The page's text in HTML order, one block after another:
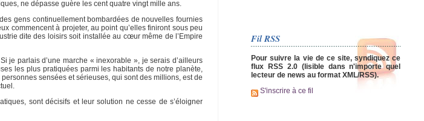
ne dépasse guère les cent quatre vingt mille ans.
gens continuellement bombardées de nouvelles fournies
commencent à projeter, au point qu’elles finiront sous peu
dite des loisirs soit installée au cœur même de l’Empire
je parlais d’une marche « inexorable », je serais d’ailleurs
les plus pratiquées parmi les habitants de notre planète,
sensées et sérieuses, qui sont des millions, est de
sont décisifs et leur solution ne cesse de s’éloigner
Fil RSS
Pour suivre la vie de ce site, syndiquez ce
flux RSS 2.0 (lisible dans n'importe quel
lecteur de news au format XML/RSS).
S'inscrire à ce fil